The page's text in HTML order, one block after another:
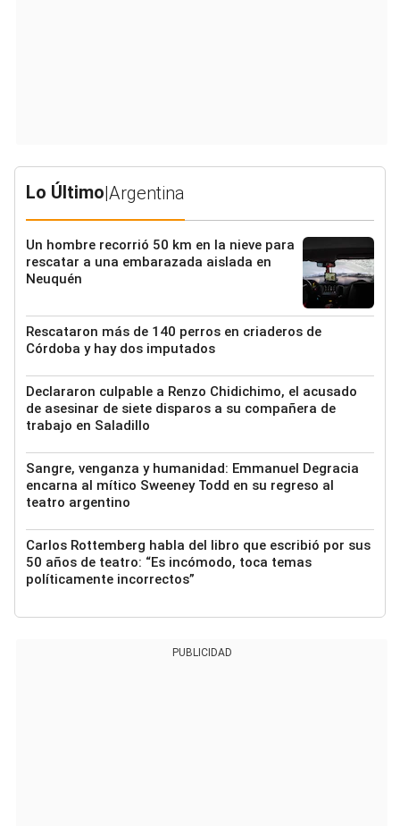
Lo Último|Argentina
Un hombre recorrió 50 km en la nieve para
rescatar a una embarazada aislada en
Neuquén
Rescataron más de 140 perros en criaderos de
Córdoba y hay dos imputados
Declararon culpable a Renzo Chidichimo, el acusado
de asesinar de siete disparos a su compañera de
trabajo en Saladillo
Sangre, venganza y humanidad: Emmanuel Degracia
encarna al mítico Sweeney Todd en su regreso al
teatro argentino
Carlos Rottemberg habla del libro que escribió por sus
50 años de teatro: “Es incómodo, toca temas
políticamente incorrectos”
PUBLICIDAD